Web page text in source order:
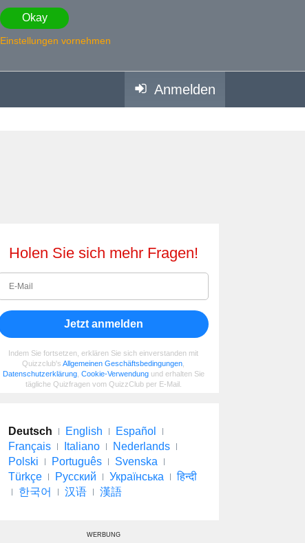
Okay
Einstellungen vornehmen
Anmelden
Holen Sie sich mehr Fragen!
Jetzt anmelden
Indem Sie fortsetzen, erklären Sie sich einverstanden mit
Quizzclub's Allgemeinen Geschäftsbedingungen
Datenschutzerklärung, Cookie-Verwendungund erhalten Sie
tägliche Quizfragen vom QuizzClub per E-Mail.
Deutsch English
Español
Français
Italiano
Nederlands
Polski
Português
Svenska
Türkçe
Русский Українська
हिन्दी
한국어
汉语 漢語
WERBUNG